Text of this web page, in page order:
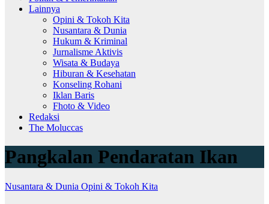
Lainnya
Opini & Tokoh Kita
Nusantara & Dunia
Hukum & Kriminal
Jurnalisme Aktivis
Wisata & Budaya
Hiburan & Kesehatan
Konseling Rohani
Iklan Baris
Fhoto & Video
Redaksi
The Moluccas
Pangkalan Pendaratan Ikan
Nusantara & Dunia Opini & Tokoh Kita